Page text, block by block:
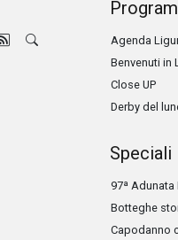
Agenda
Benvenuti in
Close UP
Derby del
Speciali
97ª
Botteghe
Capodanno